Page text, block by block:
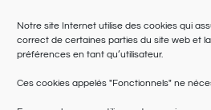
Notre site Internet utilise des cookies qui
correct de certaines parties du site web et
préférences en tant qu’utilisateur.
Ces cookies appelés "Fonctionnels" ne